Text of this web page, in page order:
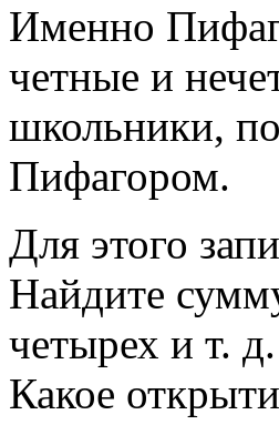
Именно
четные и
школьники,
Пифагором.
Для этого
Найдите
четырех и т.
Какое